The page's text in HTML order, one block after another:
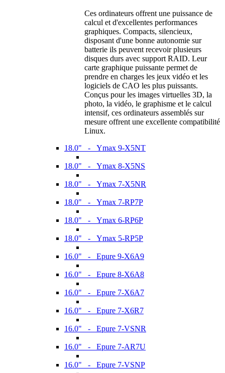
Ces ordinateurs offrent une puissance de
calcul et d'excellentes performances
graphiques. Compacts, silencieux,
disposant d'une bonne autonomie sur
batterie ils peuvent recevoir plusieurs
disques durs avec support RAID. Leur
carte graphique puissante permet de
prendre en charges les jeux vidéo et les
logiciels de CAO les plus puissants.
Conçus pour les images virtuelles 3D, la
photo, la vidéo, le graphisme et le calcul
intensif, ces ordinateurs assemblés sur
mesure offrent une excellente compatibilité
Linux.
18.0" - Ymax 9-X5NT
18.0" - Ymax 8-X5NS
18.0" - Ymax 7-X5NR
18.0" - Ymax 7-RP7P
18.0" - Ymax 6-RP6P
18.0" - Ymax 5-RP5P
16.0" - Epure 9-X6A9
16.0" - Epure 8-X6A8
16.0" - Epure 7-X6A7
16.0" - Epure 7-X6R7
16.0" - Epure 7-VSNR
16.0" - Epure 7-AR7U
16.0" - Epure 7-VSNP